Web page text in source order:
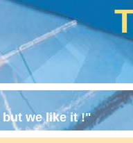
but we like it !"